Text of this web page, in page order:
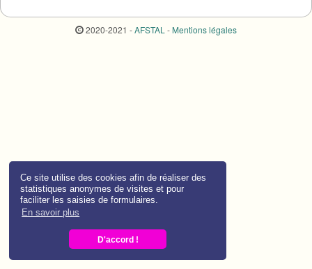
Ce site utilise des cookies afin de réaliser des
statistiques anonymes de visites et pour
faciliter les saisies de formulaires.
En savoir plus
D'accord !
2020-2021 -AFSTAL - Mentions légales